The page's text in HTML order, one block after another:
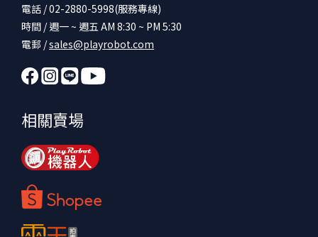
電話 / 02-2880-5998(服務專線)
時間 / 週一 ~ 週五 AM 8:30 ~ PM 5:30
電郵 /sales@playrobot.com
相關賣場